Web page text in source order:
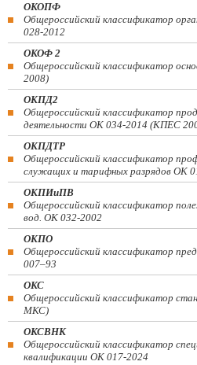
ОКОПФ
Общероссийский классификатор
028-2012
ОКОФ 2
Общероссийский классификатор
2008)
ОКПД2
Общероссийский классификатор
деятельности ОК 034-2014 (КПЕС
ОКПДТР
Общероссийский классификатор
служащих и тарифных разрядов ОК
ОКПИиПВ
Общероссийский классификатор
вод. ОК 032-2002
ОКПО
Общероссийский классификатор
007–93
ОКС
Общероссийский классификатор
МКС)
ОКСВНК
Общероссийский классификатор
квалификации ОК 017-2024